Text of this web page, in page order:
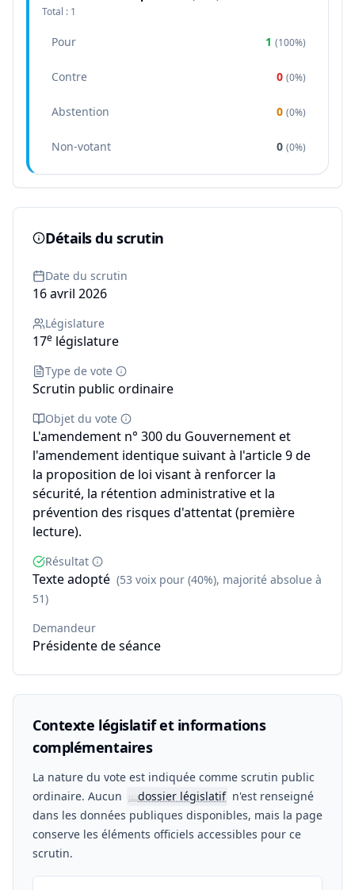
Total : 1
Pour 1 (100%)
Contre 0 (0%)
Abstention 0 (0%)
Non-votant 0 (0%)
Détails du scrutin
Date du scrutin
16 avril 2026
Législature
17e législature
Type de vote
Scrutin public ordinaire
Objet du vote
L'amendement n° 300 du Gouvernement et
l'amendement identique suivant à l'article 9 de
la proposition de loi visant à renforcer la
sécurité, la rétention administrative et la
prévention des risques d'attentat (première
lecture).
Résultat
Texte adopté (53 voix pour (40%), majorité absolue à
51)
Demandeur
Présidente de séance
Contexte législatif et informations
complémentaires
La nature du vote est indiquée comme scrutin public
ordinaire. Aucun
📖dossier législatif n'est renseigné
dans les données publiques disponibles, mais la page
conserve les éléments officiels accessibles pour ce
scrutin.